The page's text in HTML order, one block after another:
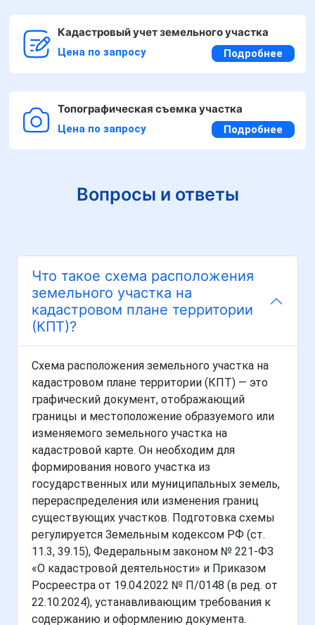
Кадастровый учет земельного участка
Цена по запросу Подробнее
Топографическая съемка участка
Цена по запросу Подробнее
Вопросы и ответы
Что такое схема расположения
земельного участка на
кадастровом плане территории
(КПТ)?
Схема расположения земельного участка на
кадастровом плане территории (КПТ) — это
графический документ, отображающий
границы и местоположение образуемого или
изменяемого земельного участка на
кадастровой карте. Он необходим для
формирования нового участка из
государственных или муниципальных земель,
перераспределения или изменения границ
существующих участков. Подготовка схемы
регулируется Земельным кодексом РФ (ст.
11.3, 39.15), Федеральным законом № 221-ФЗ
«О кадастровой деятельности» и Приказом
Росреестра от 19.04.2022 № П/0148 (в ред. от
22.10.2024), устанавливающим требования к
содержанию и оформлению документа.